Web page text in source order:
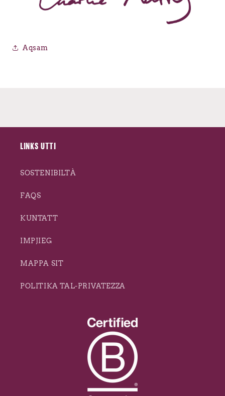
Aqsam
LINKS UTTI
SOSTENIBILTÀ
FAQS
KUNTATT
IMPJIEG
MAPPA SIT
POLITIKA TAL-PRIVATEZZA